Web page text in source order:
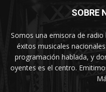
SOBRE
Somos una emisora de
éxitos musicales
programación hablada, y
oyentes es el centro.